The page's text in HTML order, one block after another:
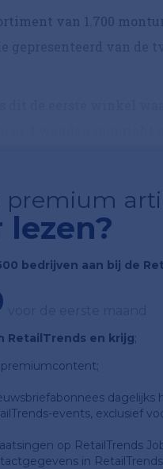
van 1.700
premium
lezen?
bedrijven aan bij de
RetailTrends en krijg;
premiumcontent;
events, exclusief
op RetailTrends
in